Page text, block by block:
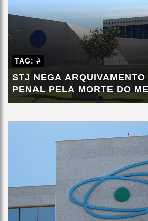
TAG: #
STJ NEGA
PENAL PELA MORTE DO
MIGUEL